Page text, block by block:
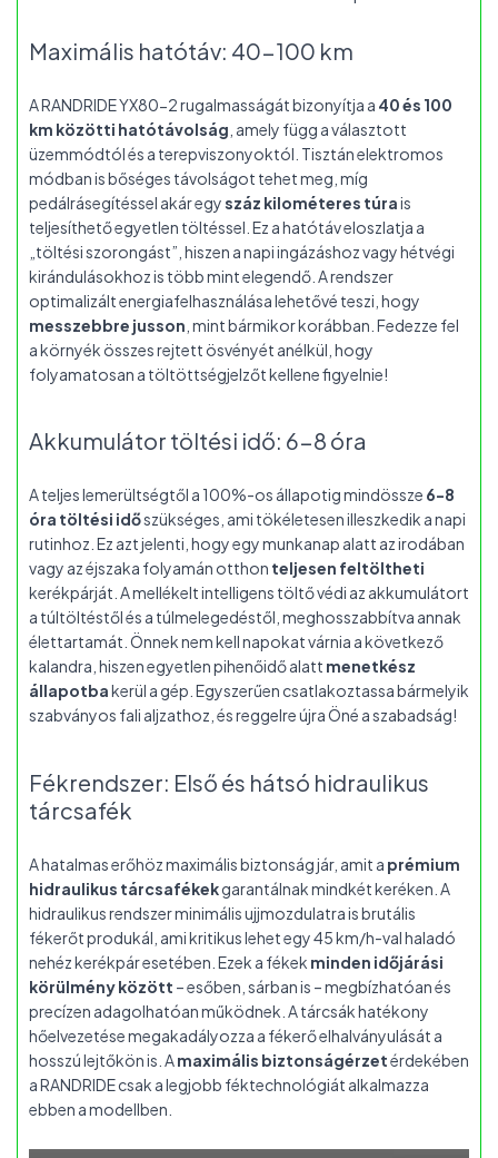
Maximális hatótáv: 40-100 km
A RANDRIDE YX80-2 rugalmasságát bizonyítja a 40 és 100
km közötti hatótávolság , amely függ a választott
üzemmódtól és a terepviszonyoktól. Tisztán elektromos
módban is bőséges távolságot tehet meg, míg
pedálrásegítéssel akár egyszáz kilométeres túrais
teljesíthető egyetlen töltéssel. Ez a hatótáv eloszlatja a
„töltési szorongást”, hiszen a napi ingázáshoz vagy hétvégi
kirándulásokhoz is több mint elegendő. A rendszer
optimalizált energiafelhasználása lehetővé teszi, hogy
messzebbre jusson , mint bármikor korábban. Fedezze fel
a környék összes rejtett ösvényét anélkül, hogy
folyamatosan a töltöttségjelzőt kellene figyelnie!
Akkumulátor töltési idő: 6-8 óra
A teljes lemerültségtől a 100%-os állapotig mindössze 6-8
óra töltési időszükséges, ami tökéletesen illeszkedik a napi
rutinhoz. Ez azt jelenti, hogy egy munkanap alatt az irodában
vagy az éjszaka folyamán otthon teljesen feltöltheti
kerékpárját. A mellékelt intelligens töltő védi az akkumulátort
a túltöltéstől és a túlmelegedéstől, meghosszabbítva annak
élettartamát. Önnek nem kell napokat várnia a következő
kalandra, hiszen egyetlen pihenőidő alatt menetkész
állapotbakerül a gép. Egyszerűen csatlakoztassa bármelyik
szabványos fali aljzathoz, és reggelre újra Öné a szabadság!
Fékrendszer: Első és hátsó hidraulikus
tárcsafék
A hatalmas erőhöz maximális biztonság jár, amit a prémium
hidraulikus tárcsafékekgarantálnak mindkét keréken. A
hidraulikus rendszer minimális ujjmozdulatra is brutális
fékerőt produkál, ami kritikus lehet egy 45 km/h-val haladó
nehéz kerékpár esetében. Ezek a fékek minden időjárási
körülmény között – esőben, sárban is – megbízhatóan és
precízen adagolhatóan működnek. A tárcsák hatékony
hőelvezetése megakadályozza a fékerő elhalványulását a
hosszú lejtőkön is. Amaximális biztonságérzetérdekében
a RANDRIDE csak a legjobb féktechnológiát alkalmazza
ebben a modellben.